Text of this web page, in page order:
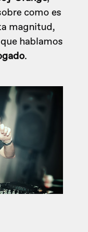
como es
magnitud,
hablamos
.